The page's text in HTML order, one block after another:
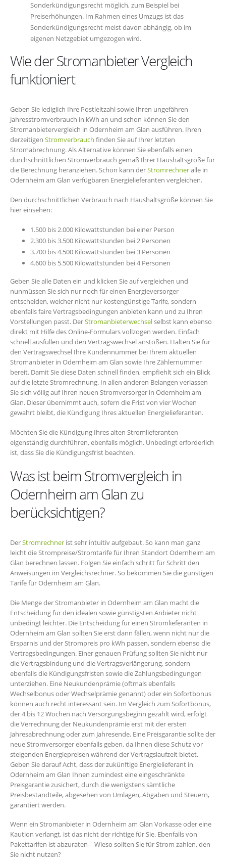
Sonderkündigungsrecht möglich, zum Beispiel bei
Preiserhöhungen. Im Rahmen eines Umzugs ist das
Sonderkündigungsrecht meist davon abhängig, ob im
eigenen Netzgebiet umgezogen wird.
Wie der Stromanbieter Vergleich
funktioniert
Geben Sie lediglich Ihre Postleitzahl sowie Ihren ungefähren
Jahresstromverbrauch in kWh an und schon können Sie den
Stromanbietervergleich in Odernheim am Glan ausführen. Ihren
derzeitigen Stromverbrauch finden Sie auf Ihrer letzten
Stromabrechnung. Als Alternative können Sie ebenfalls einen
durchschnittlichen Stromverbrauch gemäß Ihrer Haushaltsgröße für
die Berechnung heranziehen. Schon kann derStromrechneralle in
Odernheim am Glan verfügbaren Energielieferanten vergleichen.
Den durchschnittlichen Verbrauch nach Haushaltsgröße können Sie
hier einsehen:
1.500 bis 2.000 Kilowattstunden bei einer Person
2.300 bis 3.500 Kilowattstunden bei 2 Personen
3.700 bis 4.500 Kilowattstunden bei 3 Personen
4.600 bis 5.500 Kilowattstunden bei 4 Personen
Geben Sie alle Daten ein und klicken Sie auf vergleichen und
nunmüssen Sie sich nur noch für einen Energieversorger
entscheiden, welcher nicht nur kostengünstige Tarife, sondern
ebenfalls faire Vertragsbedingungen anbieten kann und zu Ihren
Vorstellungen passt. DerStromanbieterwechselselbst kann ebenso
direkt mit Hilfe des Online-Formulars vollzogen werden. Einfach
schnell ausfüllen und den Vertragswechsel anstoßen. Halten Sie für
den Vertragswechsel Ihre Kundennummer bei Ihrem aktuellen
Stromanbieter in Odernheim am Glan sowie Ihre Zählernummer
bereit. Damit Sie diese Daten schnell finden, empfiehlt sich ein Blick
auf die letzte Stromrechnung. In allen anderen Belangen verlassen
Sie sich völlig auf Ihren neuen Stromversorger in Odernheim am
Glan. Dieser übernimmt auch, sofern die Frist von vier Wochen
gewahrt bleibt, die Kündigung Ihres aktuellen Energielieferanten.
Möchten Sie die Kündigung Ihres alten Stromlieferanten
eigenständig durchführen, ebenfalls möglich. Unbedingt erforderlich
ist, dass Sie die Kündigungsfrist beachten.
Was ist beim Stromvergleich in
Odernheim am Glan zu
berücksichtigen?
DerStromrechner ist sehr intuitiv aufgebaut. So kann man ganz
leicht die Strompreise/Stromtarife für Ihren Standort Odernheim am
Glan berechnen lassen. Folgen Sie einfach schritt für Schritt den
Anweisungen im Vergleichsrechner. So bekommen Sie die günstigen
Tarife für Odernheim am Glan.
Die Menge der Stromanbieter in Odernheim am Glan macht die
Entscheidung für den idealen sowie günstigsten Anbieter nicht
unbedingt leichter. Die Entscheidung für einen Stromlieferanten in
Odernheim am Glan sollten Sie erst dann fällen, wenn nicht nur die
Ersparnis und der Strompreis pro kWh passen, sondern ebenso die
Vertragsbedingungen. Einer genauen Prüfung sollten Sie nicht nur
die Vertragsbindung und die Vertragsverlängerung, sondern
ebenfalls die Kündigungsfristen sowie die Zahlungsbedingungen
unterziehen. Eine Neukundenprämie (oftmals ebenfalls
Wechselbonus oder Wechselprämie genannt) oder ein Sofortbonus
können auch recht interessant sein. Im Vergleich zum Sofortbonus,
der 4 bis 12 Wochen nach Versorgungsbeginn gezahlt wird, erfolgt
die Verrechnung der Neukundenprämie erst mit der ersten
Jahresabrechnung oder zum Jahresende. Eine Preisgarantie sollte der
neue Stromversorger ebenfalls geben, da Ihnen diese Schutz vor
steigenden Energiepreisen während der Vertragslaufzeit bietet.
Geben Sie darauf Acht, dass der zukünftige Energielieferant in
Odernheim am Glan Ihnen zumindest eine eingeschränkte
Preisgarantie zusichert, durch die wenigstens sämtliche
Preisbestandteile, abgesehen von Umlagen, Abgaben und Steuern,
garantiert werden.
Wenn ein Stromanbieter in Odernheim am Glan Vorkasse oder eine
Kaution verlangt, ist das nicht der richtige für Sie. Ebenfalls von
Pakettarifen ist abzuraten – Wieso sollten Sie für Strom zahlen, den
Sie nicht nutzen?